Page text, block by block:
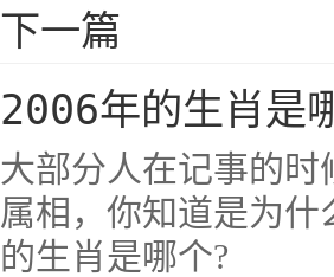
下一篇
2006年的生肖
大部分人在记事的
属相，你知道是为什
的生肖是哪个?